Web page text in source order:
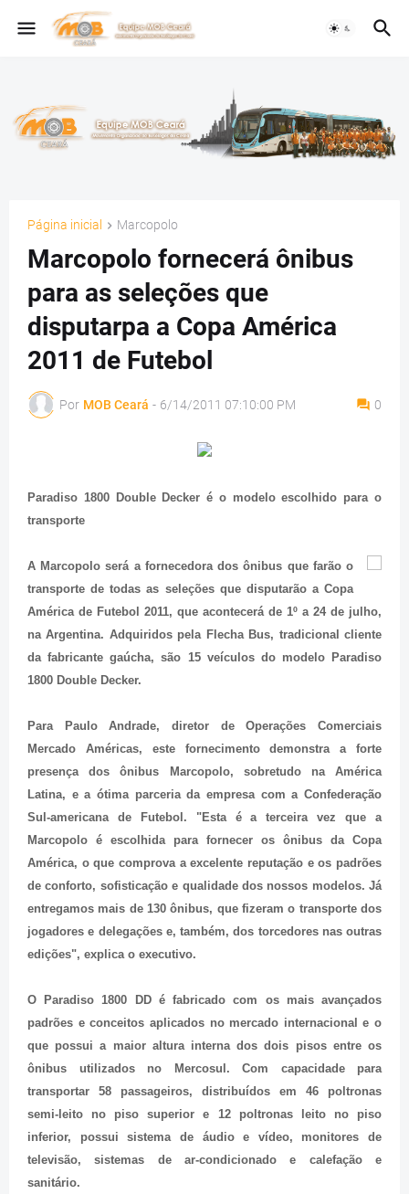
Página inicial Marcopolo
Marcopolo fornecerá ônibus
para as seleções que
disputarpa a Copa América
2011 de Futebol
Por MOB Ceará - 6/14/2011 07:10:00 PM 0
Paradiso 1800 Double Decker é o modelo escolhido para o
transporte
A Marcopolo será a fornecedora dos ônibus que farão o
transporte de todas as seleções que disputarão a Copa
América de Futebol 2011, que acontecerá de 1º a 24 de julho,
na Argentina. Adquiridos pela Flecha Bus, tradicional cliente
da fabricante gaúcha, são 15 veículos do modelo Paradiso
1800 Double Decker.
Para Paulo Andrade, diretor de Operações Comerciais
Mercado Américas, este fornecimento demonstra a forte
presença dos ônibus Marcopolo, sobretudo na América
Latina, e a ótima parceria da empresa com a Confederação
Sul-americana de Futebol. "Esta é a terceira vez que a
Marcopolo é escolhida para fornecer os ônibus da Copa
América, o que comprova a excelente reputação e os padrões
de conforto, sofisticação e qualidade dos nossos modelos. Já
entregamos mais de 130 ônibus, que fizeram o transporte dos
jogadores e delegações e, também, dos torcedores nas outras
edições", explica o executivo.
O Paradiso 1800 DD é fabricado com os mais avançados
padrões e conceitos aplicados no mercado internacional e o
que possui a maior altura interna dos dois pisos entre os
ônibus utilizados no Mercosul. Com capacidade para
transportar 58 passageiros, distribuídos em 46 poltronas
semi-leito no piso superior e 12 poltronas leito no piso
inferior, possui sistema de áudio e vídeo, monitores de
televisão, sistemas de ar-condicionado e calefação e
sanitário.